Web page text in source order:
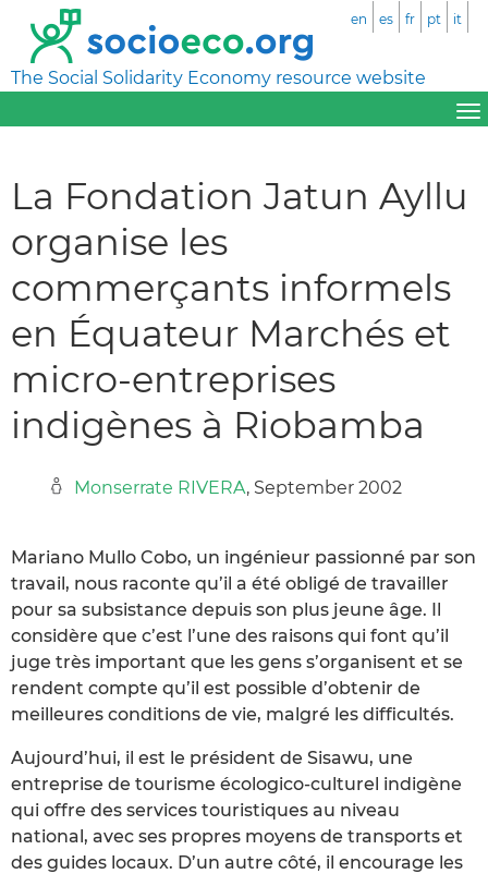
The Social Solidarity Economy resource website
en es fr pt it
La Fondation Jatun Ayllu
organise les
commerçants informels
en Équateur Marchés et
micro-entreprises
indigènes à Riobamba
Monserrate RIVERA, September 2002
Mariano Mullo Cobo, un ingénieur passionné par son
travail, nous raconte qu’il a été obligé de travailler
pour sa subsistance depuis son plus jeune âge. Il
considère que c’est l’une des raisons qui font qu’il
juge très important que les gens s’organisent et se
rendent compte qu’il est possible d’obtenir de
meilleures conditions de vie, malgré les difficultés.
Aujourd’hui, il est le président de Sisawu, une
entreprise de tourisme écologico-culturel indigène
qui offre des services touristiques au niveau
national, avec ses propres moyens de transports et
des guides locaux. D’un autre côté, il encourage les